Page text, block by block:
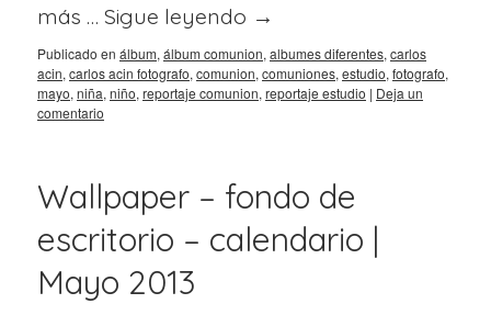
más … Sigue leyendo →
Publicado en álbum, álbum comunion, albumes diferentes, carlos
acin, carlos acin fotografo, comunion, comuniones, estudio, fotografo,
mayo, niña, niño, reportaje comunion, reportaje estudio | Deja un
comentario
Wallpaper – fondo de
escritorio – calendario |
Mayo 2013